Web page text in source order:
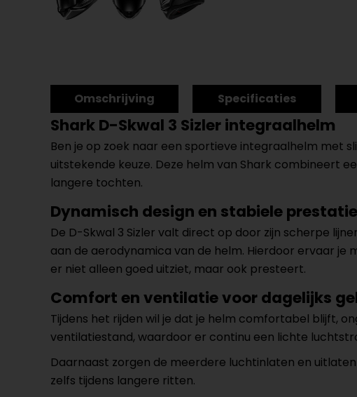
Omschrijving Specificaties
Shark D-Skwal 3 Sizler integraalhelm
Ben je op zoek naar een sportieve integraalhelm met
uitstekende keuze. Deze helm van Shark combineert
langere tochten.
Dynamisch design en stabiele
De D-Skwal 3 Sizler valt direct op door zijn scherpe
aan de aerodynamica van de helm. Hierdoor ervaar je
er niet alleen goed uitziet, maar ook presteert.
Comfort en ventilatie voor dagelijks
Tijdens het rijden wil je dat je helm comfortabel blijft,
ventilatiestand, waardoor er continu een lichte
Daarnaast zorgen de meerdere luchtinlaten en
zelfs tijdens langere ritten.